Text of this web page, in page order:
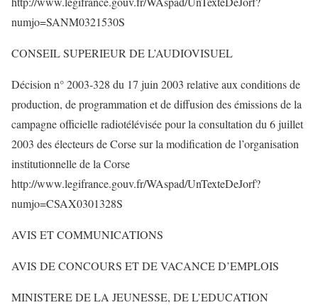
numjo=SANM0321530S
CONSEIL SUPERIEUR DE L’AUDIOVISUEL
Décision n° 2003-328 du 17 juin 2003 relative aux conditions de
production, de programmation et de diffusion des émissions de la
campagne officielle radiotélévisée pour la consultation du 6 juillet
2003 des électeurs de Corse sur la modification de l’organisation
institutionnelle de la Corse
http://www.legifrance.gouv.fr/WAspad/UnTexteDeJorf?
numjo=CSAX0301328S
AVIS ET COMMUNICATIONS
AVIS DE CONCOURS ET DE VACANCE D’EMPLOIS
MINISTERE DE LA JEUNESSE, DE L’EDUCATION